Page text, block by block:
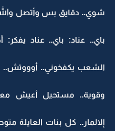
شوي.. دقايق بس وأتصل
باي.. عناد: باي.. عناد يفكر:
الشعب يكفخوني..
وقوية.. مستحيل أعيش
إلالمار.. كل بنات العايلة